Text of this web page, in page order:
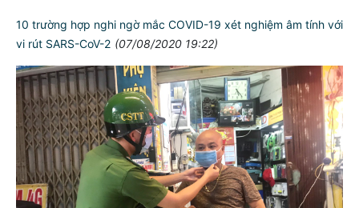
10 trường hợp nghi ngờ mắc COVID-19 xét nghiệm âm tính với
vi rút SARS-CoV-2 (07/08/2020 19:22)